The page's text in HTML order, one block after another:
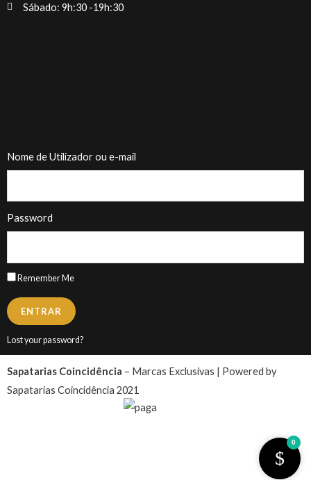
Sábado: 9h:30 -19h:30
Nome de Utilizador ou e-mail
Password
Remember Me
ENTRAR
Lost your password?
Sapatarias Coincidência – Marcas Exclusivas | Powered by
Sapatarias Coincidência 2021
0